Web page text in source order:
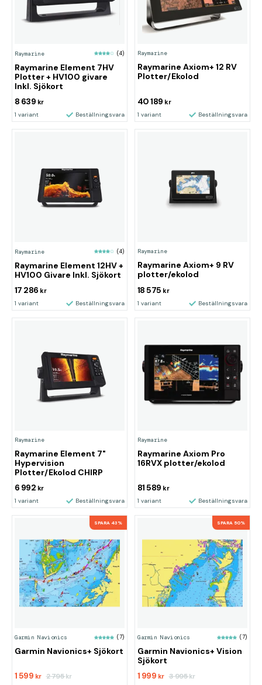
Raymarine (4)
Raymarine Element 7HV
Plotter + HV100 givare
Inkl. Sjökort
8 639 kr
1 variant Beställningsvara
Raymarine
Raymarine Axiom+ 12 RV
Plotter/Ekolod
40 189 kr
1 variant Beställningsvara
Raymarine (4)
Raymarine Element 12HV +
HV100 Givare Inkl. Sjökort
17 286 kr
1 variant Beställningsvara
Raymarine
Raymarine Axiom+ 9 RV
plotter/ekolod
18 575 kr
1 variant Beställningsvara
Raymarine
Raymarine Element 7"
Hypervision
Plotter/Ekolod CHIRP
6 992 kr
1 variant Beställningsvara
Raymarine
Raymarine Axiom Pro
16RVX plotter/ekolod
81 589 kr
1 variant Beställningsvara
SPARA 43%
Garmin Navionics (7)
Garmin Navionics+ Sjökort
1 599 kr 2 795kr
SPARA 50%
Garmin Navionics (7)
Garmin Navionics+ Vision
Sjökort
1 999 kr 3 995kr